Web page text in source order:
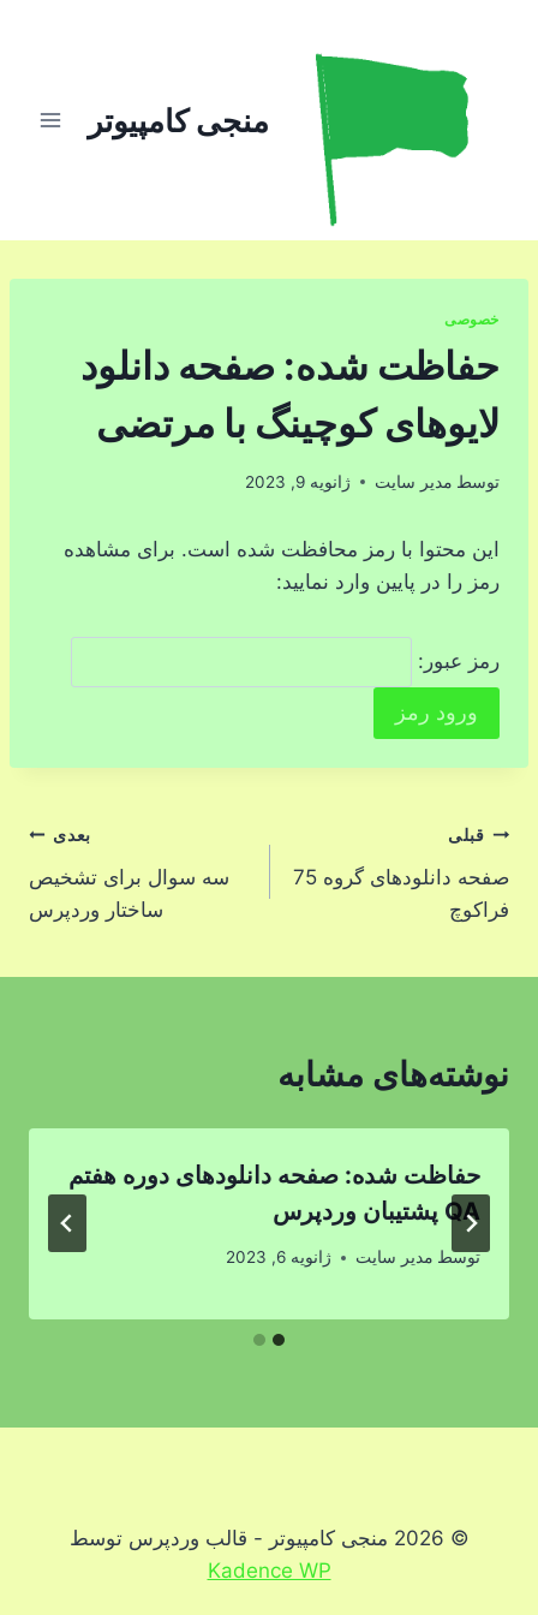
منجی کامپیوتر
خصوصی
حفاظت شده: صفحه دانلود
لایوهای کوچینگ با مرتضی
توسط مدیر سایت ژانویه 9, 2023
این محتوا با رمز محافظت شده است. برای مشاهده
رمز را در پایین وارد نمایید:
رمز عبور:
راهبری
نوشته
قبلی
صفحه دانلودهای گروه 75
فراکوچ
بعدی
سه سوال برای تشخیص
ساختار وردپرس
نوشته‌های مشابه
حفاظت شده: صفحه دانلودهای دوره هفتم
QA پشتیبان وردپرس
توسط مدیر سایت ژانویه 6, 2023
© 2026 منجی کامپیوتر - قالب وردپرس توسط
Kadence WP